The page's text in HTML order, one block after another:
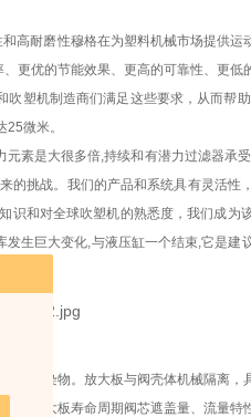
高耐磨性穆格在为塑料机械市场提供
更优的节能效果、更高的可靠性、更
塑机制造商们满足这些要求，从而帮
微米。
素是大很多倍,持续和有潜力过滤器承
挑战。我们的产品和系统具有灵活性
和对全球吹塑机的熟悉度，我们成为
生巨大变化,与液压缸一个结束,它是建
了污染物。放大板与阀壳体机械隔离，
长放大板寿命周期阀芯遮盖量、流量特